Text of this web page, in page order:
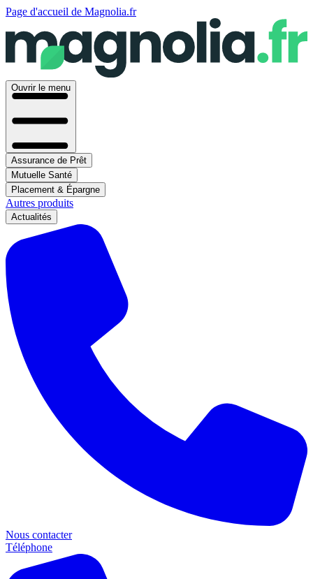
Page d'accueil de Magnolia.fr
Ouvrir le menu
Assurance de Prêt
Mutuelle Santé
Placement & Épargne
Autres produits
Actualités
Nous contacter
Téléphone